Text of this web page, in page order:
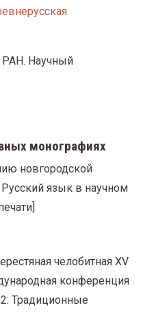
РАН. Научный
монографиях
новгородской
язык в научном
челобитная XV
конференция
Традиционные